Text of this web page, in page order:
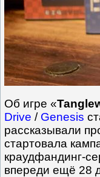
Об игре «
Drive / Genesis
рассказывали
стартовала
краудфандинг-
впереди ещё 28